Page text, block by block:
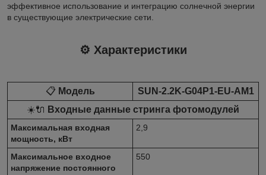
эффективное использование и интеграцию солнечной энергии
в существующие электрические сети.
⚙️ Характеристики
📋 Модель
SUN-2.2K-G04P1-EU-AM1
☀️🔌 Входные данные стринга фотомодулей
Максимальная входная
мощность, кВт
2,9
Максимальное входное
напряжение постоянного
550